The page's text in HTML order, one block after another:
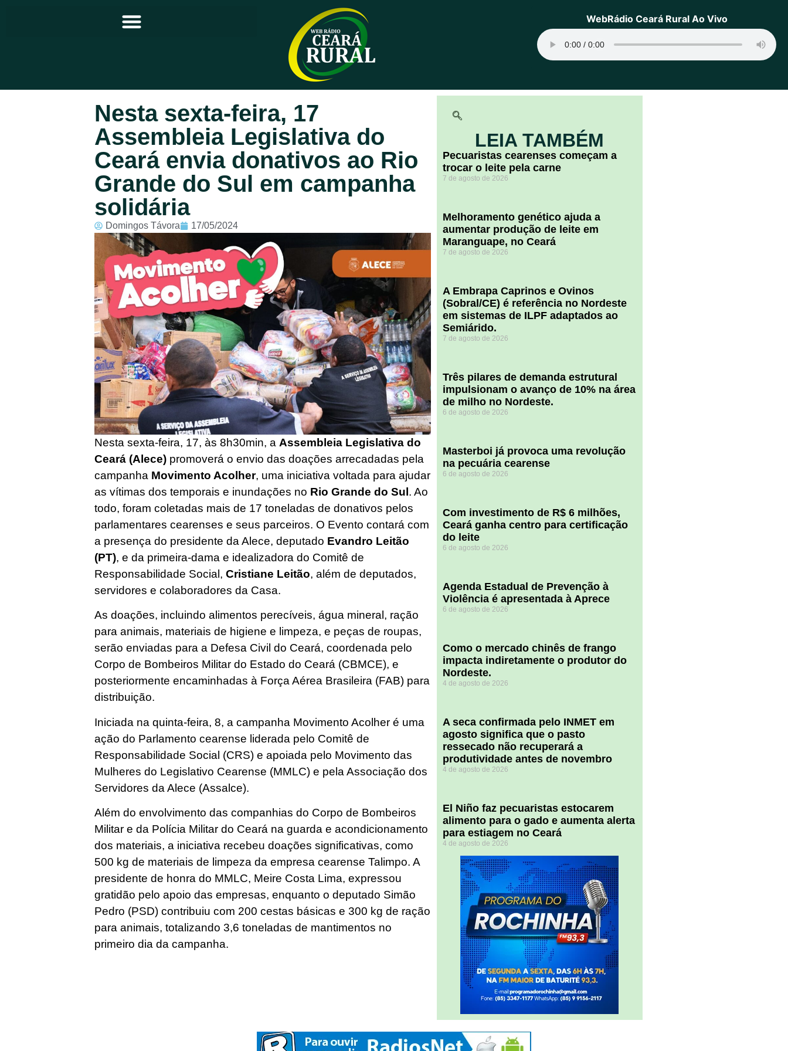
Principal
Notícias
Programação
Equipe
Contato
Sobre
WebRádio Ceará Rural Ao Vivo
Nesta sexta-feira, 17
Assembleia Legislativa do
Ceará envia donativos ao Rio
Grande do Sul em campanha
solidária
Domingos Távora 17/05/2024
Nesta sexta-feira, 17, às 8h30min, a Assembleia Legislativa do
Ceará (Alece) promoverá o envio das doações arrecadadas pela
campanha Movimento Acolher, uma iniciativa voltada para ajudar
as vítimas dos temporais e inundações no Rio Grande do Sul . Ao
todo, foram coletadas mais de 17 toneladas de donativos pelos
parlamentares cearenses e seus parceiros. O Evento contará com
a presença do presidente da Alece, deputado Evandro Leitão
(PT), e da primeira-dama e idealizadora do Comitê de
Responsabilidade Social,Cristiane Leitão, além de deputados,
servidores e colaboradores da Casa.
As doações, incluindo alimentos perecíveis, água mineral, ração
para animais, materiais de higiene e limpeza, e peças de roupas,
serão enviadas para a Defesa Civil do Ceará, coordenada pelo
Corpo de Bombeiros Militar do Estado do Ceará (CBMCE), e
posteriormente encaminhadas à Força Aérea Brasileira (FAB) para
distribuição.
Iniciada na quinta-feira, 8, a campanha Movimento Acolher é uma
ação do Parlamento cearense liderada pelo Comitê de
Responsabilidade Social (CRS) e apoiada pelo Movimento das
Mulheres do Legislativo Cearense (MMLC) e pela Associação dos
Servidores da Alece (Assalce).
Além do envolvimento das companhias do Corpo de Bombeiros
Militar e da Polícia Militar do Ceará na guarda e acondicionamento
dos materiais, a iniciativa recebeu doações significativas, como
500 kg de materiais de limpeza da empresa cearense Talimpo. A
presidente de honra do MMLC, Meire Costa Lima, expressou
gratidão pelo apoio das empresas, enquanto o deputado Simão
Pedro (PSD) contribuiu com 200 cestas básicas e 300 kg de ração
para animais, totalizando 3,6 toneladas de mantimentos no
primeiro dia da campanha.
LEIA TAMBÉM
Pecuaristas cearenses começam a
trocar o leite pela carne
7 de agosto de 2026
Melhoramento genético ajuda a
aumentar produção de leite em
Maranguape, no Ceará
7 de agosto de 2026
A Embrapa Caprinos e Ovinos
(Sobral/CE) é referência no Nordeste
em sistemas de ILPF adaptados ao
Semiárido.
7 de agosto de 2026
​Três pilares de demanda estrutural
impulsionam o avanço de 10% na área
de milho no Nordeste.
6 de agosto de 2026
Masterboi já provoca uma revolução
na pecuária cearense
6 de agosto de 2026
Com investimento de R$ 6 milhões,
Ceará ganha centro para certificação
do leite
6 de agosto de 2026
Agenda Estadual de Prevenção à
Violência é apresentada à Aprece
6 de agosto de 2026
​Como o mercado chinês de frango
impacta indiretamente o produtor do
Nordeste.
4 de agosto de 2026
A seca confirmada pelo INMET em
agosto significa que o pasto
ressecado não recuperará a
produtividade antes de novembro
4 de agosto de 2026
El Niño faz pecuaristas estocarem
alimento para o gado e aumenta alerta
para estiagem no Ceará
4 de agosto de 2026